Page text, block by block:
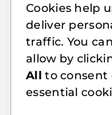
servicios
frecuencia o en
un servicio de
características
experiencia del
Cookies help
deliver
traffic. You
allow by
All to consent
essential